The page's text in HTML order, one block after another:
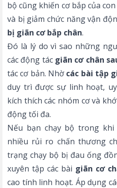
bộ cũng khiến cơ bắp của
và bị giảm chức năng vận
bị giãn cơ bắp chân.
Đó là lý do vì sao những
các động tác giãn cơ chân
tác cơ bản. Nhờ các bài tập
duy trì được sự linh hoạt,
kích thích các nhóm cơ và
động tối đa.
Nếu bạn chạy bộ trong
nhiều rủi ro chấn thương
trạng chạy bộ bị đau ống
xuyên tập các bài giãn cơ
cao tính linh hoạt. Áp dụng